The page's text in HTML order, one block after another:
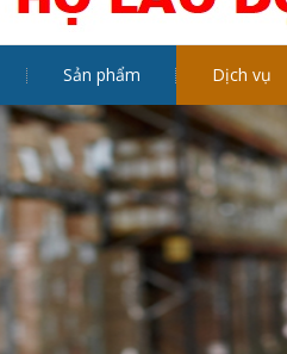
Sản phẩm Dịch vụ